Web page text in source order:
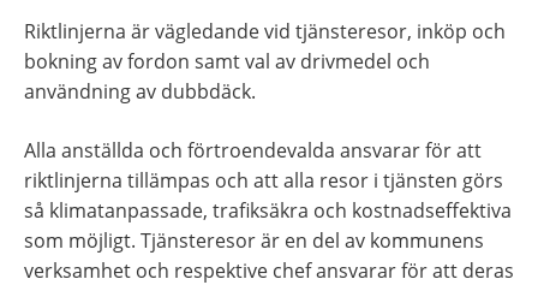
Riktlinjerna är vägledande vid tjänsteresor, inköp och
bokning av fordon samt val av drivmedel och
användning av dubbdäck.
Alla anställda och förtroendevalda ansvarar för att
riktlinjerna tillämpas och att alla resor i tjänsten görs
så klimatanpassade, trafiksäkra och kostnadseffektiva
som möjligt. Tjänsteresor är en del av kommunens
verksamhet och respektive chef ansvarar för att deras